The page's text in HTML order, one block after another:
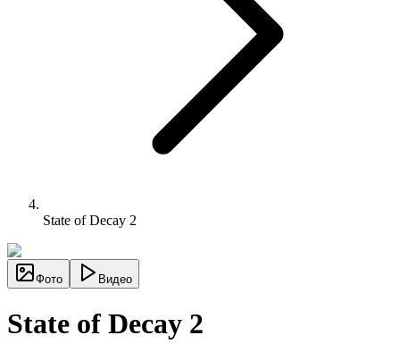
State of Decay 2
Фото Видео
State of Decay 2